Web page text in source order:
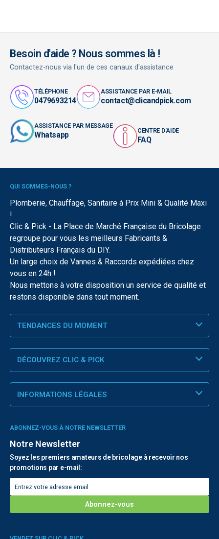
Besoin d'aide ? Nous sommes là !
Contactez-nous via l'un de ces canaux d'assistance
TÉLÉPHONE
0479693214
ASSISTANCE PAR E-MAIL
contact@clicandpick.com
ASSISTANCE PAR MESSAGE
Whatsapp CENTRE D'AIDE
FAQ
QUI SOMMES-NOUS ?
Plomberie, Chauffage, Sanitaire à Prix Mini & Qualité Maxi
!
Clic & Pick - La Place de Marché Française du Bricolage
regroupe pour vous les meilleurs Fabricants &
Distributeurs Français du DIY.
Un large choix de Vannes & Raccords expédiées chez
vous en 24h !
Nous mettons à votre disposition un service de qualité et
restons disponible dans tout moment.
TENDANCES DU MOMENT
DÉCOUVREZ CLIC & PICK
INFORMATIONS LÉGALES
ABONNEZ-VOUS À NOTRE NEWSLETTER
Notre Newsletter
Soyez les premiers amateurs de bricolage à recevoir nos
promotions par e-mail: